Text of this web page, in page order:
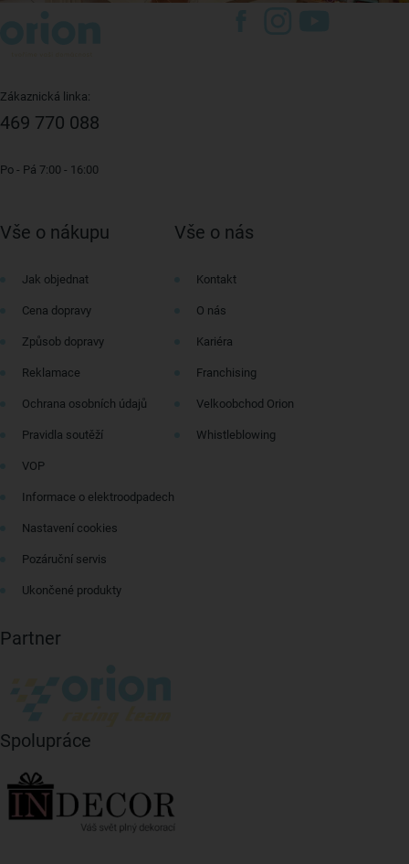
Zákaznická linka:
469 770 088
Po - Pá 7:00 - 16:00
Vše o nákupu
Jak objednat
Cena dopravy
Způsob dopravy
Reklamace
Ochrana osobních údajů
Pravidla soutěží
VOP
Informace o elektroodpadech
Nastavení cookies
Pozáruční servis
Ukončené produkty
Vše o nás
Kontakt
O nás
Kariéra
Franchising
Velkoobchod Orion
Whistleblowing
Partner
Spolupráce